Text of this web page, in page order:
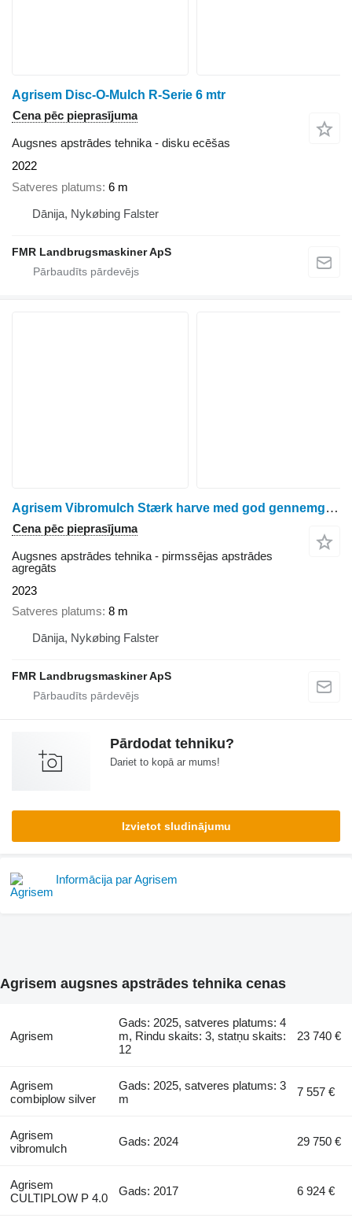
Agrisem Disc-O-Mulch R-Serie 6 mtr
Cena pēc pieprasījuma
Augsnes apstrādes tehnika - disku ecēšas
2022
Satveres platums 6 m
Dānija, Nykøbing Falster
FMR Landbrugsmaskiner ApS
Agrisem Vibromulch Stærk harve med god gennemgang og kraftig pakkevalse
Cena pēc pieprasījuma
Augsnes apstrādes tehnika - pirmssējas apstrādes
agregāts
2023
Satveres platums 8 m
Dānija, Nykøbing Falster
FMR Landbrugsmaskiner ApS
Pārdodat tehniku?
Dariet to kopā ar mums!
Izvietot sludinājumu
Informācija par Agrisem
Agrisem augsnes apstrādes tehnika cenas
Agrisem
Gads: 2025, satveres platums: 4
m, Rindu skaits: 3, statņu skaits:
12
23 740 €
Agrisem
combiplow silver
Gads: 2025, satveres platums: 3
m
7 557 €
Agrisem
vibromulch
Gads: 2024 29 750 €
Agrisem
CULTIPLOW P 4.0
Gads: 2017 6 924 €